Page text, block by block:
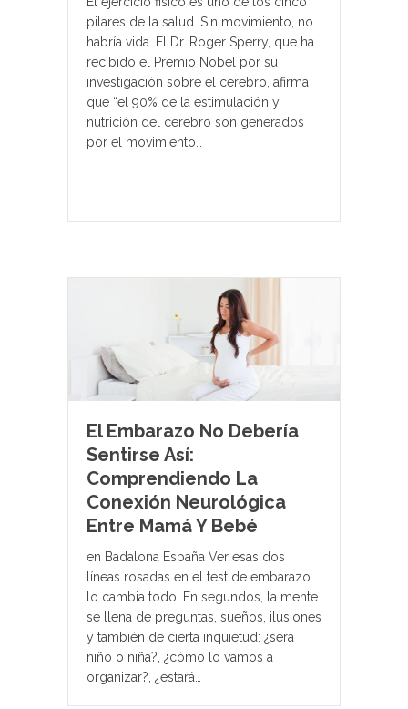
pilares de la salud. Sin movimiento, no
habría vida. El Dr. Roger Sperry, que ha
recibido el Premio Nobel por su
investigación sobre el cerebro, afirma
que “el 90% de la estimulación y
nutrición del cerebro son generados
por el movimiento…
El Embarazo No Debería
Sentirse Así:
Comprendiendo La
Conexión Neurológica
Entre Mamá Y Bebé
en Badalona España Ver esas dos
líneas rosadas en el test de embarazo
lo cambia todo. En segundos, la mente
se llena de preguntas, sueños, ilusiones
y también de cierta inquietud: ¿será
niño o niña?, ¿cómo lo vamos a
organizar?, ¿estará…